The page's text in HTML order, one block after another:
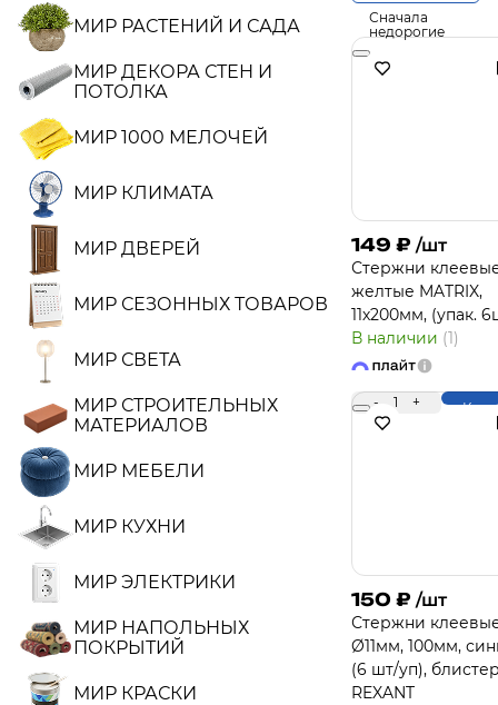
МИР РАСТЕНИЙ И САДА
МИР ДЕКОРА СТЕН И
ПОТОЛКА
МИР 1000 МЕЛОЧЕЙ
МИР КЛИМАТА
МИР ДВЕРЕЙ
МИР СЕЗОННЫХ ТОВАРОВ
МИР СВЕТА
МИР СТРОИТЕЛЬНЫХ
МАТЕРИАЛОВ
МИР МЕБЕЛИ
МИР КУХНИ
МИР ЭЛЕКТРИКИ
МИР НАПОЛЬНЫХ
ПОКРЫТИЙ
МИР КРАСКИ
Сначала
недорогие
149 ₽ /шт
Стержни
желтые MATRIX,
11х200мм, (упак.
В наличии (1)
- 1 +
150 ₽ /шт
Стержни
Ø11мм, 100мм,
(6 шт/уп),
REXANT